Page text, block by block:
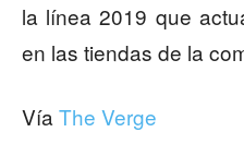
la línea 2019 que
en las tiendas de la
Vía The Verge